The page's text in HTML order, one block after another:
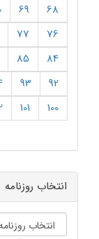
انتخاب روزنامه
68
69
76
77
84
85
92
93
100
101